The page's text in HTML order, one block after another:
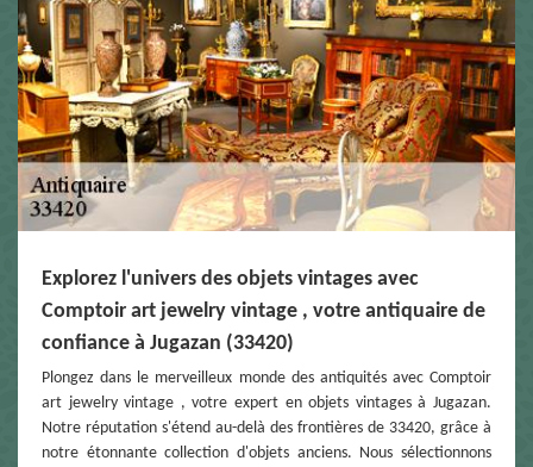
Explorez l'univers des objets vintages avec
Comptoir art jewelry vintage , votre antiquaire de
confiance à Jugazan (33420)
Plongez dans le merveilleux monde des antiquités avec Comptoir
art jewelry vintage , votre expert en objets vintages à Jugazan.
Notre réputation s'étend au-delà des frontières de 33420, grâce à
notre étonnante collection d'objets anciens. Nous sélectionnons